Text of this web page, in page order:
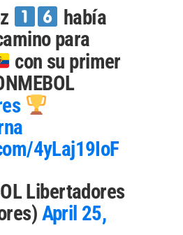
había
para
con su primer
4yLaj19IoF
Libertadores
April 25,